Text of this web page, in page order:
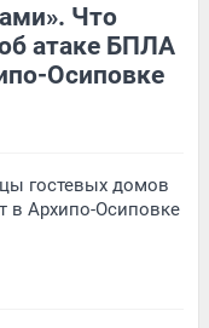
Что
атаке БПЛА
Осиповке
гостевых домов
в Архипо-Осиповке